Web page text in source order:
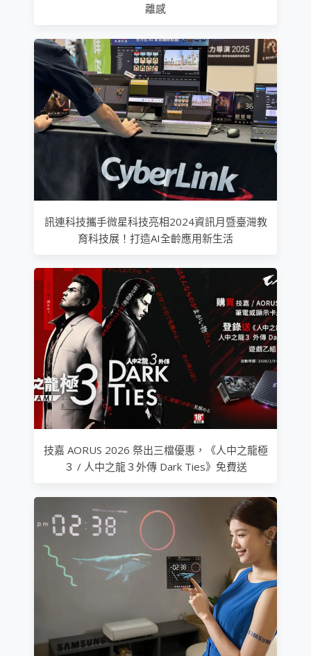
離感
訊連科技攜手微星科技亮相2024資訊月暨臺灣教
育科技展！打造AI全齡應用新生活
技嘉 AORUS 2026 祭出三檔優惠，《人中之龍極
３ / 人中之龍３外傳 Dark Ties》免費送